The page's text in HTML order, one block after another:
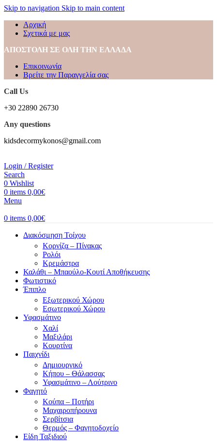
Skip to navigation Skip to main content
Αρχική
Σχετικά με μας
ΑΠΟΣΤΟΛΗ ΣΕ ΟΛΗ ΤΗΝ ΕΛΛΑΔΑ
Επικοινωνία
Βρείτε την Παραγγελία σας
Call Us
+30 22890 26730
Any questions
kidsdecormykonos@gmail.com
Login / Register
Search
0 Wishlist
0 items 0,00€
Menu
0 items 0,00€
Διακόσμηση Τοίχου
Κορνίζα – Πίνακας
Ρολόι
Κρεμάστρα
Καλάθι – Μπαούλο-Κουτί Αποθήκευσης
Φωτιστικό
Έπιπλο
Εξωτερικού Χώρου
Εσωτερικού Χώρου
Υφασμάτινο
Χαλί
Μαξιλάρι
Κουρτίνα
Παιχνίδι
Δημιουργικό
Κήπου – Θάλασσας
Υφασμάτινο – Λούτρινο
Φαγητό
Κούπα – Ποτήρι
Μαχαιροπήρουνα
Σερβίτσια
Θερμός – Φαγητοδοχείο
Είδη Ταξιδιού